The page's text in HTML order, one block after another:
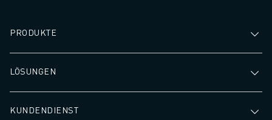
PRODUKTE
LÖSUNGEN
KUNDENDIENST